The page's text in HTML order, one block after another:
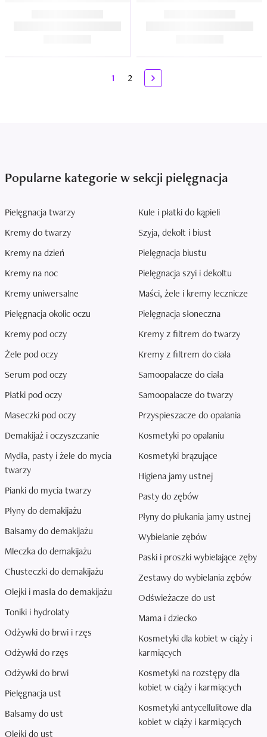
1 2
Popularne kategorie w sekcji pielęgnacja
Pielęgnacja twarzy
Kremy do twarzy
Kremy na dzień
Kremy na noc
Kremy uniwersalne
Pielęgnacja okolic oczu
Kremy pod oczy
Żele pod oczy
Serum pod oczy
Płatki pod oczy
Maseczki pod oczy
Demakijaż i oczyszczanie
Mydła, pasty i żele do mycia
twarzy
Pianki do mycia twarzy
Płyny do demakijażu
Balsamy do demakijażu
Mleczka do demakijażu
Chusteczki do demakijażu
Olejki i masła do demakijażu
Toniki i hydrolaty
Odżywki do brwi i rzęs
Odżywki do rzęs
Odżywki do brwi
Pielęgnacja ust
Balsamy do ust
Olejki do ust
Kule i płatki do kąpieli
Szyja, dekolt i biust
Pielęgnacja biustu
Pielęgnacja szyi i dekoltu
Maści, żele i kremy lecznicze
Pielęgnacja słoneczna
Kremy z filtrem do twarzy
Kremy z filtrem do ciała
Samoopalacze do ciała
Samoopalacze do twarzy
Przyspieszacze do opalania
Kosmetyki po opalaniu
Kosmetyki brązujące
Higiena jamy ustnej
Pasty do zębów
Płyny do płukania jamy ustnej
Wybielanie zębów
Paski i proszki wybielające zęby
Zestawy do wybielania zębów
Odświeżacze do ust
Mama i dziecko
Kosmetyki dla kobiet w ciąży i
karmiących
Kosmetyki na rozstępy dla
kobiet w ciąży i karmiących
Kosmetyki antycellulitowe dla
kobiet w ciąży i karmiących